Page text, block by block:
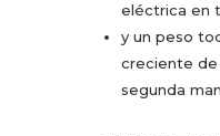
eléctrica en
y un peso
creciente de
segunda